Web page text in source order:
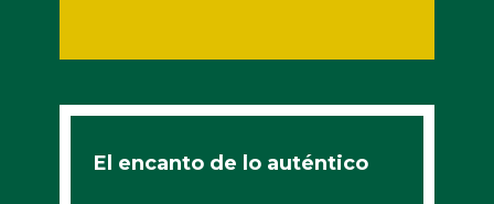
El encanto de lo auténtico